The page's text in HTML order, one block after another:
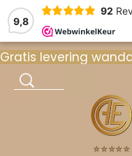
9,8
92
Gratis levering
⭐️⭐️⭐️⭐️⭐️